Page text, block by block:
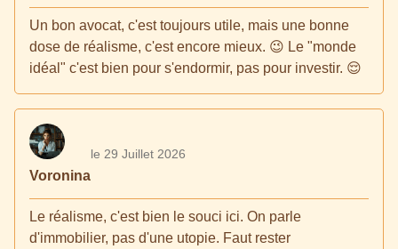
Un bon avocat, c'est toujours utile, mais une bonne
dose de réalisme, c'est encore mieux. 😉 Le "monde
idéal" c'est bien pour s'endormir, pas pour investir. 😌
Voronina
le 29 Juillet 2026
Le réalisme, c'est bien le souci ici. On parle
d'immobilier, pas d'une utopie. Faut rester